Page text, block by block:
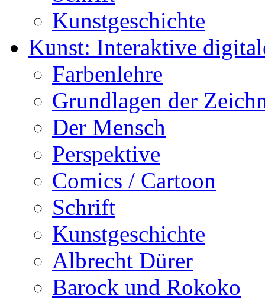
Kunstgeschichte
Kunst: Interaktive
Farbenlehre
Grundlagen der
Der Mensch
Perspektive
Comics / Cartoon
Schrift
Kunstgeschichte
Albrecht Dürer
Barock und Rokoko